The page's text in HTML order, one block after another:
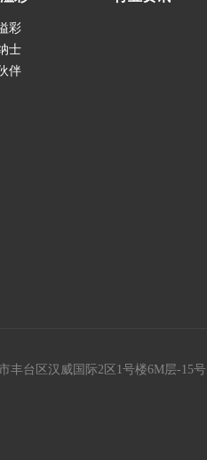
彩
士
伴
丰台区汉威国际2区1号楼6M层-15号